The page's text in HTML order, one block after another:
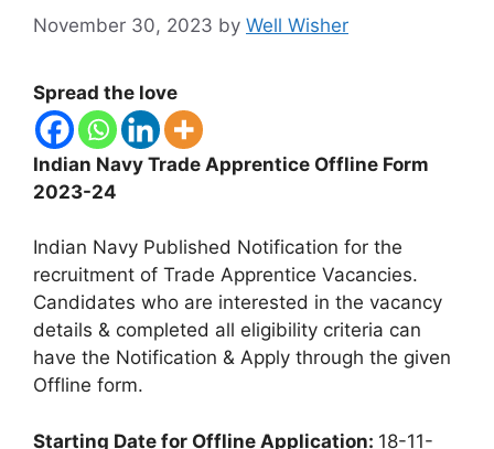
November 30, 2023 by Well Wisher
Spread the love
Indian Navy Trade Apprentice Offline Form
2023-24
Indian Navy Published Notification for the
recruitment of Trade Apprentice Vacancies.
Candidates who are interested in the vacancy
details & completed all eligibility criteria can
have the Notification & Apply through the given
Offline form.
Starting Date for Offline Application: 18-11-